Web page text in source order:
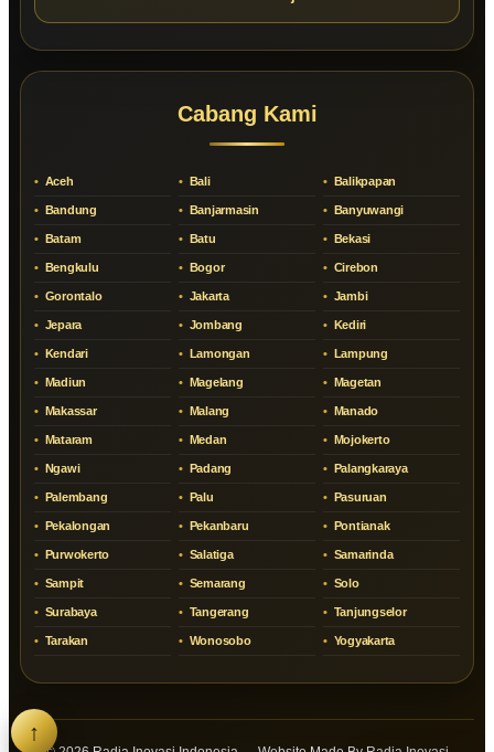
Cabang Kami
Aceh Bali Balikpapan
Bandung Banjarmasin Banyuwangi
Batam Batu Bekasi
Bengkulu Bogor Cirebon
Gorontalo Jakarta Jambi
Jepara Jombang Kediri
Kendari Lamongan Lampung
Madiun Magelang Magetan
Makassar Malang Manado
Mataram Medan Mojokerto
Ngawi Padang Palangkaraya
Palembang Palu Pasuruan
Pekalongan Pekanbaru Pontianak
Purwokerto Salatiga Samarinda
Sampit Semarang Solo
Surabaya Tangerang Tanjungselor
Tarakan Wonosobo Yogyakarta
↑